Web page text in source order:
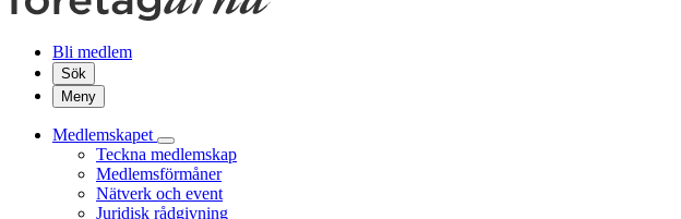
Bli medlem
Sök
Meny
Medlemskapet
Teckna medlemskap
Medlemsförmåner
Nätverk och event
Juridisk rådgivning